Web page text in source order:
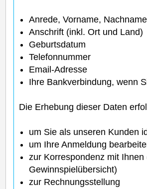
Anrede, Vorname, Nachname
Anschrift (inkl. Ort und Land)
Geburtsdatum
Telefonnummer
Email-Adresse
Ihre Bankverbindung, wenn
Die Erhebung dieser Daten
um Sie als unseren Kunden
um Ihre Anmeldung
zur Korrespondenz mit
Gewinnspielübersicht)
zur Rechnungsstellung